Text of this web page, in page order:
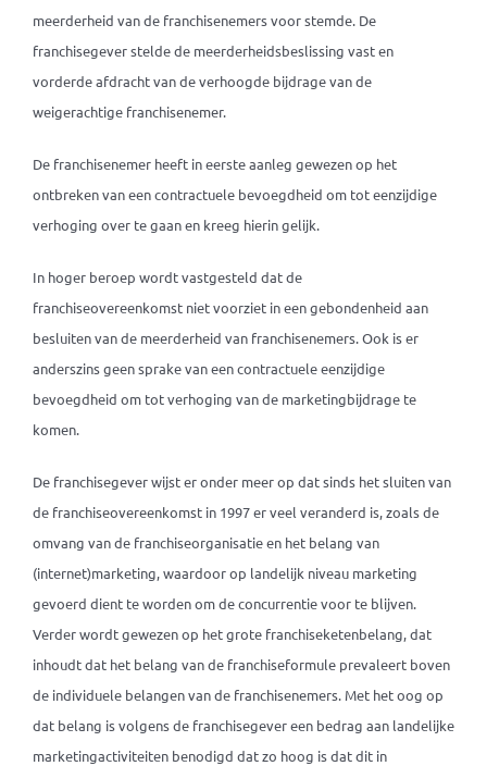
meerderheid van de franchisenemers voor stemde. De
franchisegever stelde de meerderheidsbeslissing vast en
vorderde afdracht van de verhoogde bijdrage van de
weigerachtige franchisenemer.
De franchisenemer heeft in eerste aanleg gewezen op het
ontbreken van een contractuele bevoegdheid om tot eenzijdige
verhoging over te gaan en kreeg hierin gelijk.
In hoger beroep wordt vastgesteld dat de
franchiseovereenkomst niet voorziet in een gebondenheid aan
besluiten van de meerderheid van franchisenemers. Ook is er
anderszins geen sprake van een contractuele eenzijdige
bevoegdheid om tot verhoging van de marketingbijdrage te
komen.
De franchisegever wijst er onder meer op dat sinds het sluiten van
de franchiseovereenkomst in 1997 er veel veranderd is, zoals de
omvang van de franchiseorganisatie en het belang van
(internet)marketing, waardoor op landelijk niveau marketing
gevoerd dient te worden om de concurrentie voor te blijven.
Verder wordt gewezen op het grote franchiseketenbelang, dat
inhoudt dat het belang van de franchiseformule prevaleert boven
de individuele belangen van de franchisenemers. Met het oog op
dat belang is volgens de franchisegever een bedrag aan landelijke
marketingactiviteiten benodigd dat zo hoog is dat dit in